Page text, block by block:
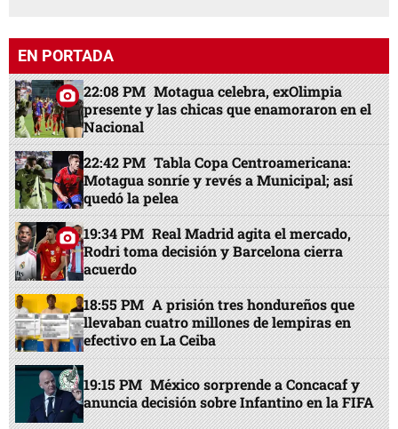
EN PORTADA
22:08 PM Motagua celebra, exOlimpia
presente y las chicas que enamoraron en el
Nacional
22:42 PM Tabla Copa Centroamericana:
Motagua sonríe y revés a Municipal; así
quedó la pelea
19:34 PM Real Madrid agita el mercado,
Rodri toma decisión y Barcelona cierra
acuerdo
18:55 PM A prisión tres hondureños que
llevaban cuatro millones de lempiras en
efectivo en La Ceiba
19:15 PM México sorprende a Concacaf y
anuncia decisión sobre Infantino en la FIFA